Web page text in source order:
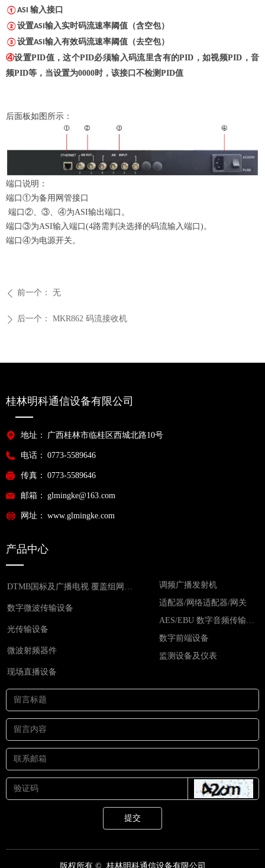
ꄴ 前一个： 无
ꄲ 后一个： MKR862 码流接收机
①ASI 输入接口
②设置ASI输入实时码流速率阈值（含空包）
③设置ASI输入有效码流速率阈值（去空包）
④设置PID值，这个PID必须输入码流里含有的PID ，如视频PID ，音
频PID等，当设置为0000时，该接口不检测PID值
后面板如图所示：
端口说明：
端口①为备用网管接口
端口②、③、④为ASI输出端口。
端口③为ASI输入端口 (4路需判决选择的码流输入端口 ) 。
端口④为电源开关。
桂林明科通信设备有限公司
地址： 广西桂林市临桂区西城北路10号
电话： 0773-5589646
传真： 0773-5589646
邮箱： glmingke@163.com
网址： www.glmingke.com
版权所有 © 桂林明科通信设备有限公司
提交
产品中心
DTMB国标及广播电视 覆盖组网设备
数字微波传输设备
光传输设备
微波射频器件
现场直播设备
调频广播发射机
适配器/网络适配器/网关
AES/EBU 数字音频传输设备
数字前端设备
监测设备及仪表